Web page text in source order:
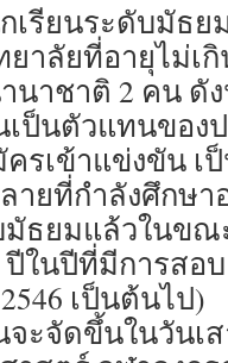
เรียนระดับมัธ
าลัยที่อายุไม่เ
าชาติ 2 คน ดั
ป็นตัวแทนของ
เข้าแข่งขัน เ
ยที่กำลังศึกษา
มัธยมแล้วในข
ปีในปีที่มีการสอ
เป็นต้นไป)
ะจัดขึ้นในวันเ